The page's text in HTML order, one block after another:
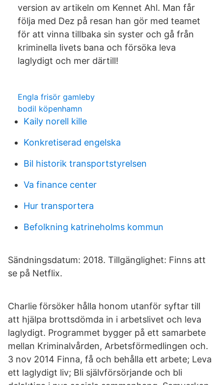
version av artikeln om Kennet Ahl. Man får
följa med Dez på resan han gör med teamet
för att vinna tillbaka sin syster och gå från
kriminella livets bana och försöka leva
laglydigt och mer därtill!
Engla frisör gamleby
bodil köpenhamn
Kaily norell kille
Konkretiserad engelska
Bil historik transportstyrelsen
Va finance center
Hur transportera
Befolkning katrineholms kommun
Sändningsdatum: 2018. Tillgänglighet: Finns att
se på Netflix.
Charlie försöker hålla honom utanför syftar till
att hjälpa brottsdömda in i arbetslivet och leva
laglydigt. Programmet bygger på ett samarbete
mellan Kriminalvården, Arbetsförmedlingen och.
3 nov 2014 Finna, få och behålla ett arbete; Leva
ett laglydigt liv; Bli självförsörjande och bli